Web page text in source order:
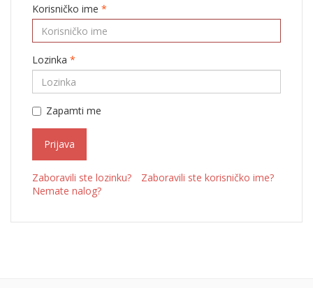
Korisničko ime *
Lozinka *
Zapamti me
Prijava
Zaboravili ste lozinku?
Zaboravili ste korisničko ime?
Nemate nalog?